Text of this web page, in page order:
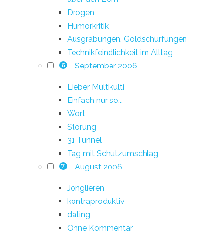
Drogen
Humorkritik
Ausgrabungen, Goldschürfungen
Technikfeindlichkeit im Alltag
6 September 2006
Lieber Multikulti
Einfach nur so...
Wort
Störung
31 Tunnel
Tag mit Schutzumschlag
7 August 2006
Jonglieren
kontraproduktiv
dating
Ohne Kommentar